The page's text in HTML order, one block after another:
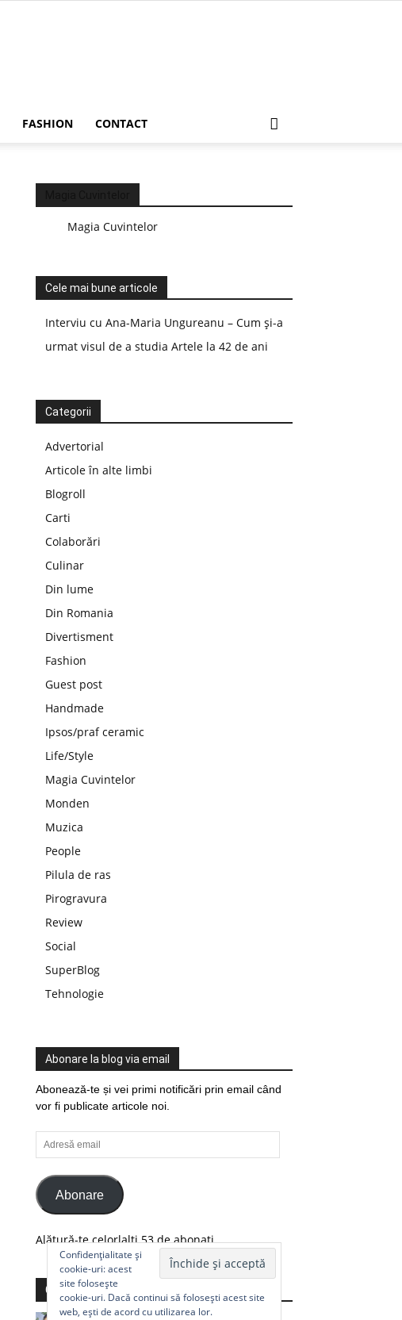
FASHION CONTACT
Magia Cuvintelor
Cele mai bune articole
Interviu cu Ana-Maria Ungureanu – Cum și-a
urmat visul de a studia Artele la 42 de ani
Categorii
Advertorial
Articole în alte limbi
Blogroll
Carti
Colaborări
Culinar
Din lume
Din Romania
Divertisment
Fashion
Guest post
Handmade
Ipsos/praf ceramic
Life/Style
Magia Cuvintelor
Monden
Muzica
People
Pilula de ras
Pirogravura
Review
Social
SuperBlog
Tehnologie
Abonare la blog via email
Abonează-te și vei primi notificări prin email când
vor fi publicate articole noi.
Adresă
email
Abonare
Alătură-te celorlalți 53 de abonați.
Comunitate
Confidențialitate și
cookie-uri: acest
site folosește
cookie-uri. Dacă continui să folosești acest site
web, ești de acord cu utilizarea lor.